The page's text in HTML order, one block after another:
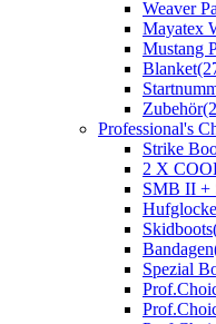
Weaver
Mayatex
Mustang
Blanket
Zubehör
Professional's
Strike
2 X
SMB II +
Skidboots
Bandagen
Spezial